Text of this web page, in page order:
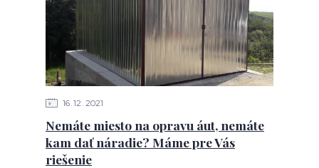
16 12 2021
Nemáte miesto na opravu áut, nemáte
kam dať náradie? Máme pre Vás
riešenie